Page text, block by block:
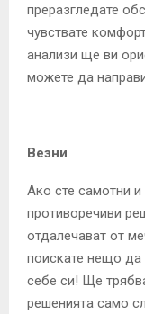
преразгледате
чувствате
анализи ще ви
можете да
Везни
Ако сте самотни
противоречиви
отдалечават от
поискате нещо да
себе си! Ще
решенията само